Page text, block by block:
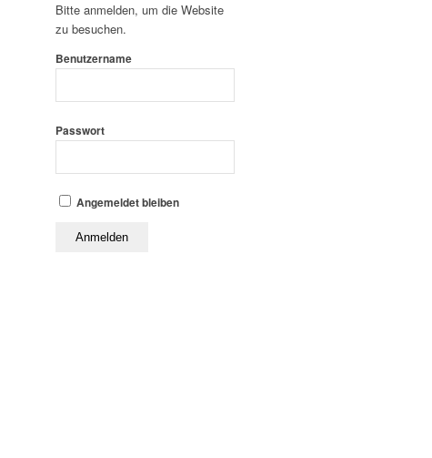
Bitte anmelden, um die Website
zu besuchen.
Benutzername
Passwort
Angemeldet bleiben